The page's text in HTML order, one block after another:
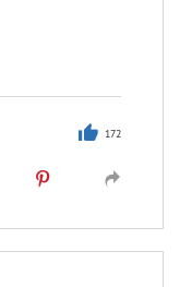
172